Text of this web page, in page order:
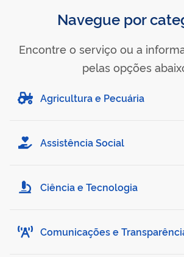
Navegue por
Encontre o serviço ou a
pelas opções
Agricultura e Pecuária
Assistência Social
Ciência e Tecnologia
Comunicações e